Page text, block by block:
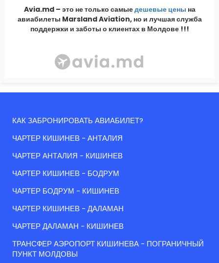
Avia.md – это не только самыедешевые цены на
авиабилеты Marsland Aviation, но и лучшая служба
поддержки и заботы о клиентах в Молдове !!!
КАК ЗАБРОНИРОВАТЬ АВИАБИЛЕТ?
ЧАРТЕР КИШИНЕВ - АНТАЛИЯ
ЧАРТЕР АНТАЛИЯ - КИШИНЕВ
ЧАРТЕР КИШИНЕВ - БОДРУМ
ЧАРТЕР БОДРУМ - КИШИНЕВ
ЧАРТЕР КИШИНЕВ - ДАЛАМАН
ЧАРТЕР ДАЛАМАН - КИШИНЕВ
ТРАНСФЕР АЭРОПОРТ КИШИНЕВА - ПОГРАНИЧНЫЙ
ПУНКТ МОЛДОВЫ